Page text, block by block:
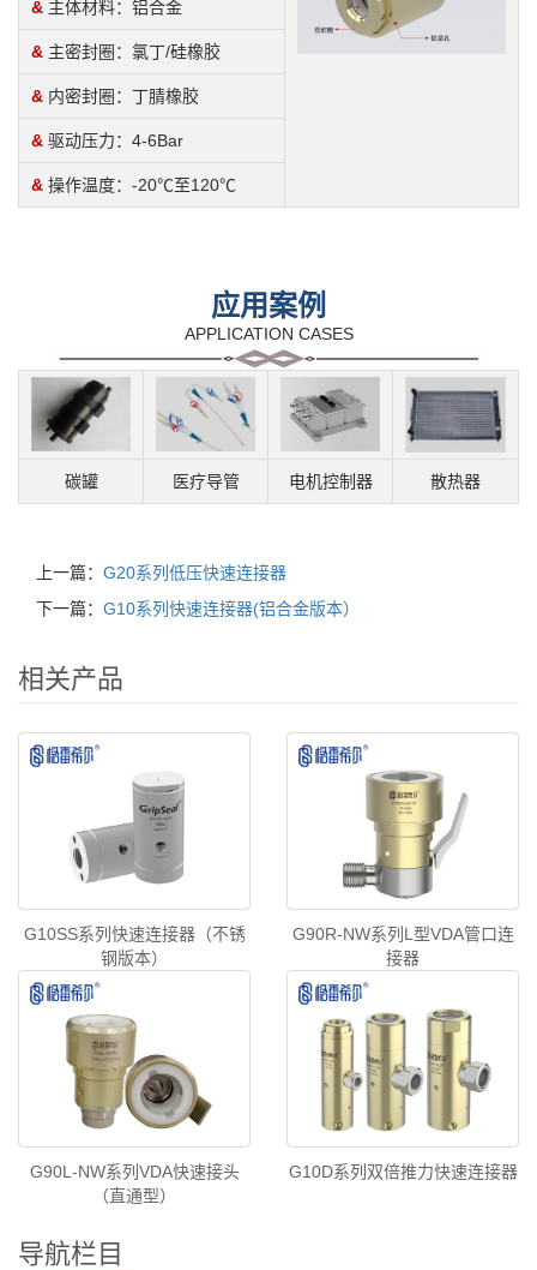
& 主体材料：铝合金
& 主密封圈：氯丁/硅橡胶
& 内密封圈：丁腈橡胶
& 驱动压力：4-6Bar
& 操作温度：-20℃至120℃
应用案例
APPLICATION CASES
碳罐 医疗导管 电机控制器 散热器
上一篇： G20系列低压快速连接器
下一篇： G10系列快速连接器(铝合金版本）
相关产品
G10SS系列快速连接器（不锈
钢版本）
G90R-NW系列L型VDA管口连
接器
G90L-NW系列VDA快速接头
（直通型）
G10D系列双倍推力快速连接器
导航栏目